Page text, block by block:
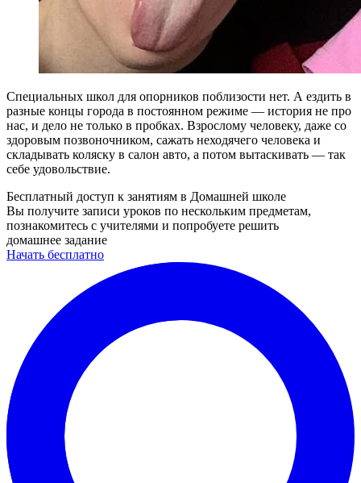
Специальных школ для опорников поблизости нет. А ездить в
разные концы города в постоянном режиме — история не про
нас, и дело не только в пробках. Взрослому человеку, даже со
здоровым позвоночником, сажать неходячего человека и
складывать коляску в салон авто, а потом вытаскивать — так
себе удовольствие.
Бесплатный доступ к занятиям в Домашней школе
Вы получите записи уроков по нескольким предметам,
познакомитесь с учителями и попробуете решить
домашнее задание
Начать бесплатно